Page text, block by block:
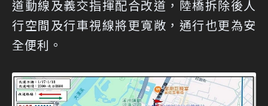
道動線及義交指揮配合改道，陸橋拆除後人
行空間及行車視線將更寬敞，通行也更為安
全便利。